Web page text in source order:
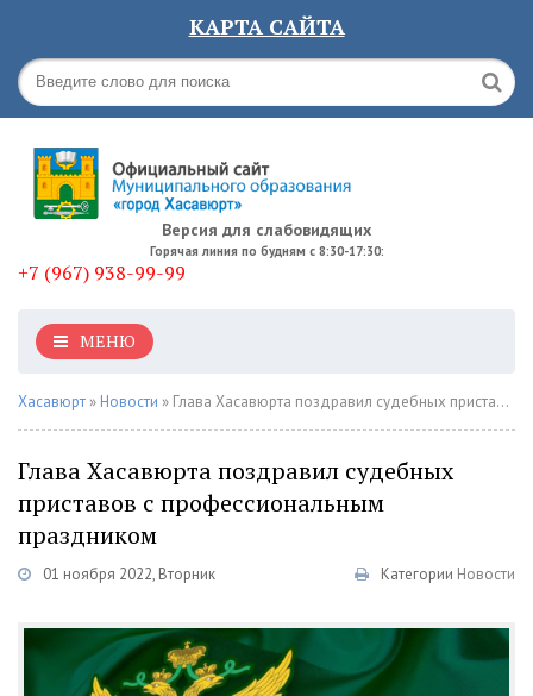
КАРТА САЙТА
Версия для слабовидящих
Горячая линия по будням с 8:30-17:30:
+7 (967) 938-99-99
МЕНЮ
Хасавюрт » Новости » Глава Хасавюрта поздравил судебных приставов с профессиональным праздником
Глава Хасавюрта поздравил судебных
приставов с профессиональным
праздником
01 ноября 2022, Вторник Категории Новости